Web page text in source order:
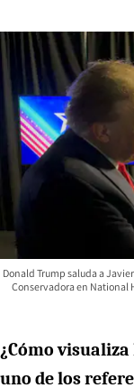
Donald Trump saluda a
Conservadora en National
¿Cómo
uno de los